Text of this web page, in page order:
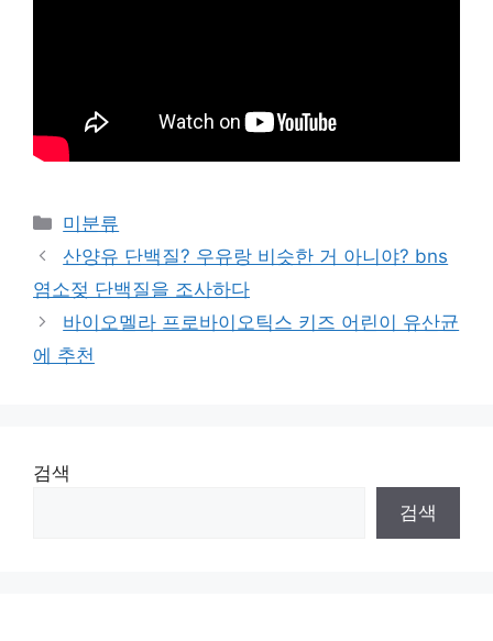
Categories
미분류
산양유 단백질? 우유랑 비슷한 거 아니야? bns
염소젖 단백질을 조사하다
바이오멜라 프로바이오틱스 키즈 어린이 유산균
에 추천
검색
검색